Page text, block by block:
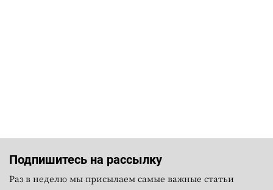
Подпишитесь на рассылку
Раз в неделю мы присылаем самые важные статьи